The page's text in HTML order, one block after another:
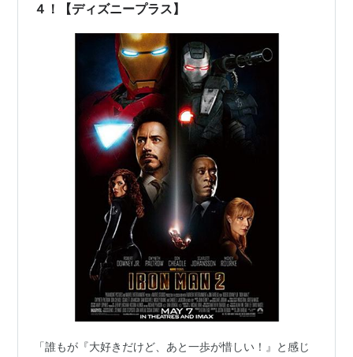
４！【ディズニープラス】
「誰もが『大好きだけど、あと一歩が惜しい！』と感じ